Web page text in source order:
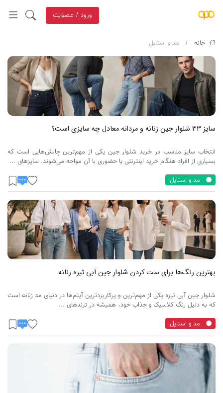
ورود / عضویت
خانه مد و استایل
سایز ۳۳ شلوار جین زنانه و مردانه معادل چه سایزی است؟
انتخاب سایز مناسب در خرید شلوار جین یکی از مهم‌ترین چالش‌هایی است که
بسیاری از افراد هنگام خرید اینترنتی یا حضوری با آن مواجه می‌شوند. سایزهای ...
مد و استایل
بهترین رنگ‌ها برای ست کردن شلوار جین آبی تیره زنانه
شلوار جین آبی تیره یکی از مهم‌ترین و پرکاربردترین آیتم‌ها در دنیای مد زنانه است
که به دلیل رنگ کلاسیک و جذاب خود، همیشه در ترندهای ...
مد و استایل